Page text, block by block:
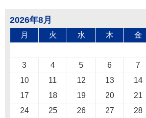
2026年8月
月 火 水 木 金
3
4 5 6 7
10
11 12 13 14
17
18 19 20 21
24
25 26 27 28